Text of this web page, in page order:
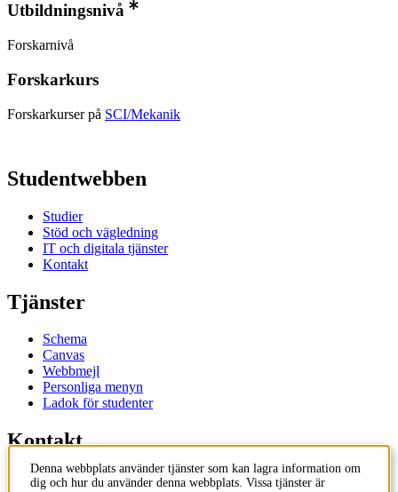
Utbildningsnivå
Forskarnivå
Forskarkurs
Forskarkurser på SCI/Mekanik
Studentwebben
Studier
Stöd och vägledning
IT och digitala tjänster
Kontakt
Tjänster
Schema
Canvas
Webbmejl
Personliga menyn
Ladok för studenter
Kontakt
Kontakta utbildningsprogram
Denna webbplats använder tjänster som kan lagra information om
dig och hur du använder denna webbplats. Vissa tjänster är